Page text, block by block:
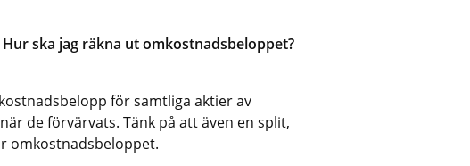
ska jag räkna ut omkostnadsbeloppet?
för samtliga aktier av
de förvärvats. Tänk på att även en split,
omkostnadsbeloppet.